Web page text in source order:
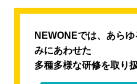
NEWONEでは、あら
みにあわせた
多種多様な研修を取り